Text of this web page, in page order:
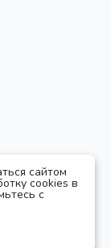
сайтом
cookies в
с